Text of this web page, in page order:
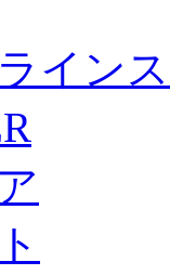
イン